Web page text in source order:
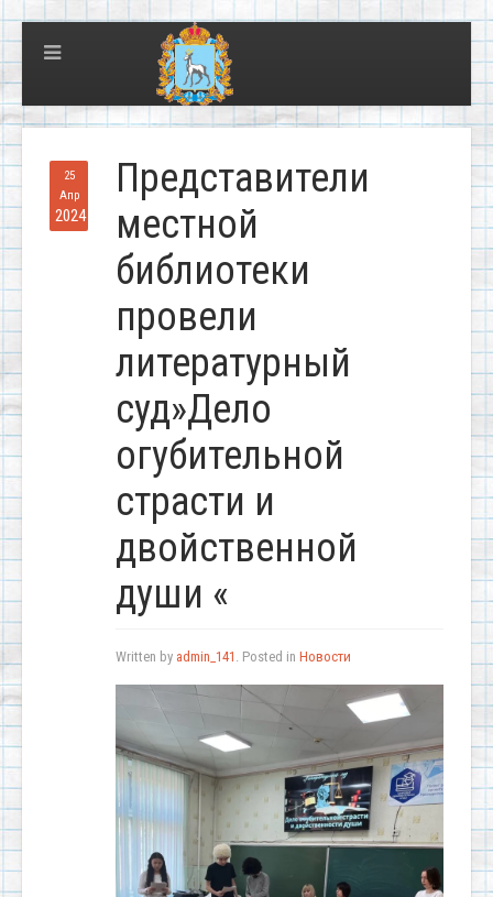
25
Апр
2024
Представители
местной
библиотеки
провели
литературный
суд»Дело
огубительной
страсти и
двойственной
души «
Written by admin_141 . Posted in Новости